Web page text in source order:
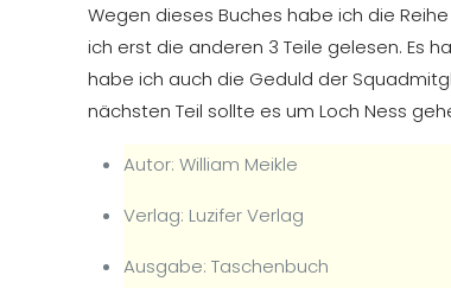
Wegen dieses Buches habe ich die
ich erst die anderen 3 Teile gelesen. Es
habe ich auch die Geduld der
nächsten Teil sollte es um Loch Ness
Autor: William Meikle
Verlag: Luzifer Verlag
Ausgabe: Taschenbuch